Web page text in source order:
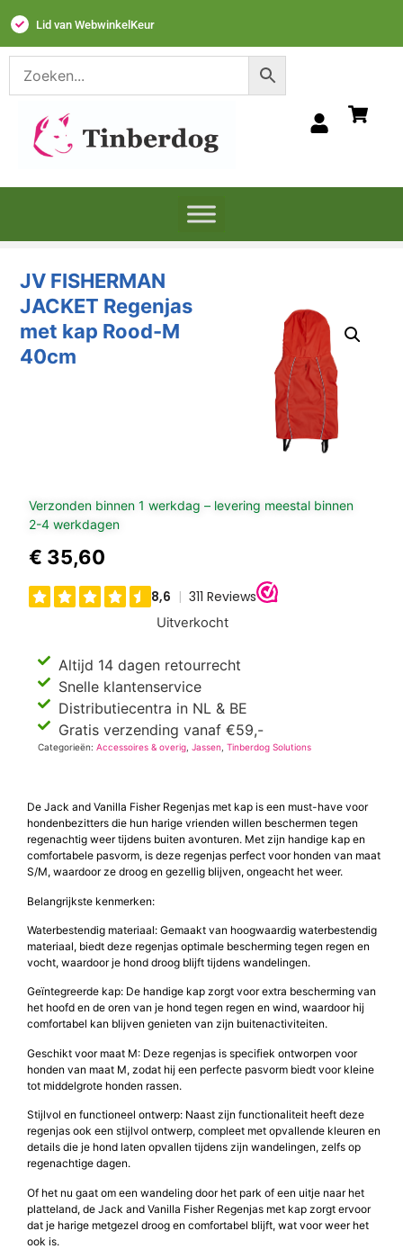
Lid van WebwinkelKeur
JV FISHERMAN
JACKET Regenjas
met kap Rood-M
40cm
Verzonden binnen 1 werkdag – levering meestal binnen
2-4 werkdagen
€ 35,60
Uitverkocht
Altijd 14 dagen retourrecht
Snelle klantenservice
Distributiecentra in NL & BE
Gratis verzending vanaf €59,-
Categorieën:Accessoires & overig ,Jassen ,Tinberdog Solutions
De Jack and Vanilla Fisher Regenjas met kap is een must-have voor
hondenbezitters die hun harige vrienden willen beschermen tegen
regenachtig weer tijdens buiten avonturen. Met zijn handige kap en
comfortabele pasvorm, is deze regenjas perfect voor honden van maat
S/M, waardoor ze droog en gezellig blijven, ongeacht het weer.
Belangrijkste kenmerken:
Waterbestendig materiaal: Gemaakt van hoogwaardig waterbestendig
materiaal, biedt deze regenjas optimale bescherming tegen regen en
vocht, waardoor je hond droog blijft tijdens wandelingen.
Geïntegreerde kap: De handige kap zorgt voor extra bescherming van
het hoofd en de oren van je hond tegen regen en wind, waardoor hij
comfortabel kan blijven genieten van zijn buitenactiviteiten.
Geschikt voor maat M: Deze regenjas is specifiek ontworpen voor
honden van maat M, zodat hij een perfecte pasvorm biedt voor kleine
tot middelgrote honden rassen.
Stijlvol en functioneel ontwerp: Naast zijn functionaliteit heeft deze
regenjas ook een stijlvol ontwerp, compleet met opvallende kleuren en
details die je hond laten opvallen tijdens zijn wandelingen, zelfs op
regenachtige dagen.
Of het nu gaat om een wandeling door het park of een uitje naar het
platteland, de Jack and Vanilla Fisher Regenjas met kap zorgt ervoor
dat je harige metgezel droog en comfortabel blijft, wat voor weer het
ook is.